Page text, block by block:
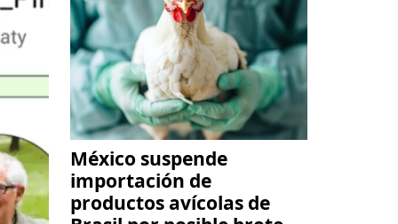
México suspende
importación de
productos avícolas de